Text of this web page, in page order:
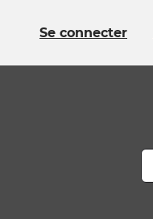
Se connecter